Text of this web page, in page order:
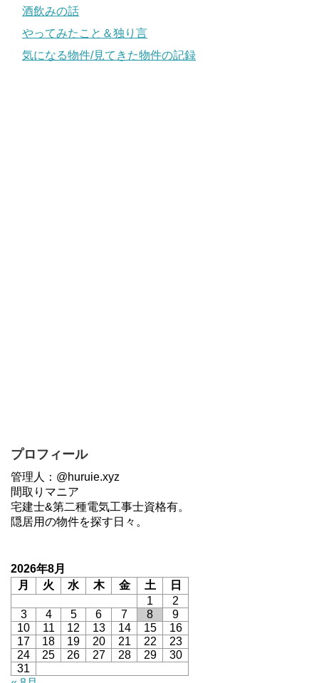
酒飲みの話
やってみたこと＆独り言
気になる物件/見てきた物件の記録
プロフィール
管理人：@huruie.xyz
間取りマニア
宅建士&第二種電気工事士資格有。
隠居用の物件を探す日々。
2026年8月
月
火 水 木 金 土
日
1
2
3
4 5 6 7 8
9
10
11 12 13 14 15
16
17
18 19 20 21 22
23
24
25 26 27 28 29
30
31